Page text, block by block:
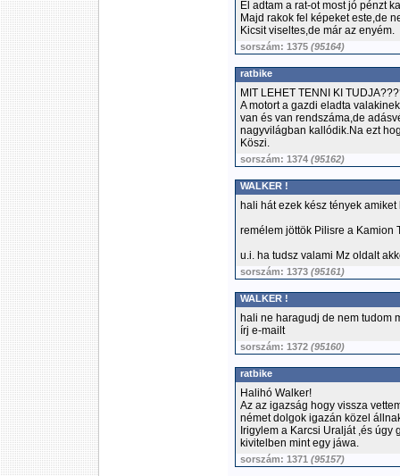
El adtam a rat-ot most jó pénzt
Majd rakok fel képeket este,de
Kicsit viseltes,de már az enyém.
sorszám: 1375 (95164)
ratbike
MIT LEHET TENNI KI
A motort a gazdi eladta
van és van rendszáma,de
nagyvilágban kallódik.Na ezt
Köszi.
sorszám: 1374 (95162)
WALKER !
hali hát ezek kész tények amiket
remélem jöttök Pilisre a Kamion
u.i. ha tudsz valami Mz oldalt
sorszám: 1373 (95161)
WALKER !
hali ne haragudj de nem tudom
írj e-mailt
sorszám: 1372 (95160)
ratbike
Halihó Walker!
Az az igazság hogy vissza
német dolgok igazán közel
Irigylem a Karcsi Uralját ,és
kivitelben mint egy jáwa.
sorszám: 1371 (95157)